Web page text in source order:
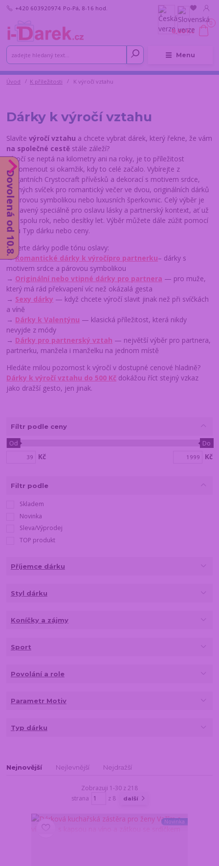
Menu
+420 603920974 Po-Pá, 8-16 hod.
0
0,00 Kč
Úvod K příležitosti K výročí vztahu
Dárky k výročí vztahu
Slavítevýročí vztahu a chcete vybrat dárek, který řekne, že vám
na společné cestě stále záleží?
Výročí se neptá na kilometry ani na roky, je to příležitost
připomenout si okamžik, kdy to celé začalo. Vybírejte z
elegantních Crystocraft přívěsků a dekorací s motivem srdce,
vonných svíček pro romantický večer ve dvou, originálních dárků
s párovou symbolikou nebo luxusních šperkovnic. Celý výběr je
sestavený speciálně pro oslavu lásky a partnerský kontext, ať už
jste spolu rok, nebo desítky let. Výběr můžete dále zúžit pomocí
filtru Typ dárku nebo ceny.
Vyberte dárky podle tónu oslavy:
→Romantické dárky k výročípro partnerku– dárky s
motivem srdce a párovou symbolikou
→ Originální nebo vtipné dárky pro partnera — pro muže,
který má rád překvapení víc než okázalá gesta
→ Sexy dárky — když chcete výročí slavit jinak než při svíčkách
a víně
→ Dárky k Valentýnu — klasická příležitost, která nikdy
nevyjde z módy
→ Dárky pro partnerský vztah — největší výběr pro partnera,
partnerku, manžela i manželku na jednom místě
Hledáte milou pozornost k výročí v dostupné cenové hladině?
Dárky k výročí vztahu do 500 Kč dokážou říct stejný vzkaz
jako dražší gesto, jen jinak.
Fíltr podle ceny
Kč
Od Do
Kč
Filtr podle
Skladem
Novinka
Sleva/Výprodej
TOP produkt
Příjemce dárku
Styl dárku
Koníčky a zájmy
Sport
Povolání a role
Parametr Motiv
Typ dárku
Nejnovější Nejlevnější Nejdražší
Zobrazuji 1-30 z 218
strana
z 8 další
Novinka
Dovolená od 10.8.